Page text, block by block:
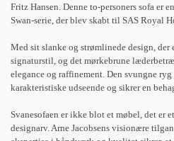
Fritz Hansen. Denne to-personers sofa er
Swan-serie, der blev skabt til SAS Royal
Med sit slanke og strømlinede design, der
signaturstil, og det mørkebrune
elegance og raffinement. Den svungne
karakteristiske udseende og sikrer en
Svanesofaen er ikke blot et møbel, det er
designarv. Arne Jacobsens visionære